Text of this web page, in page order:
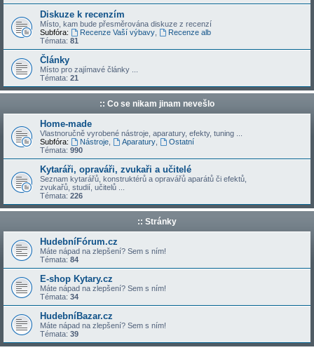
Diskuze k recenzím
Místo, kam bude přesměrována diskuze z recenzí
Subfóra:
Recenze Vaší výbavy,
Recenze alb
Témata: 81
Články
Místo pro zajímavé články ...
Témata: 21
:: Co se nikam jinam nevešlo
Home-made
Vlastnoručně vyrobené nástroje, aparatury, efekty, tuning ...
Subfóra:
Nástroje, Aparatury,
Ostatní
Témata: 990
Kytaráři, opraváři, zvukaři a učitelé
Seznam kytarářů, konstruktérů a opravářů aparátů či efektů,
zvukařů, studií, učitelů ...
Témata: 226
:: Stránky
HudebníFórum.cz
Máte nápad na zlepšení? Sem s ním!
Témata: 84
E-shop Kytary.cz
Máte nápad na zlepšení? Sem s ním!
Témata: 34
HudebníBazar.cz
Máte nápad na zlepšení? Sem s ním!
Témata: 39